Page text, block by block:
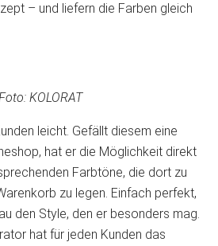
– und liefern die Farben gleich
KOLORAT
leicht. Gefällt diesem eine
hat er die Möglichkeit direkt
Farbtöne, die dort zu
zu legen. Einfach perfekt,
den Style, den er besonders mag.
hat für jeden Kunden das